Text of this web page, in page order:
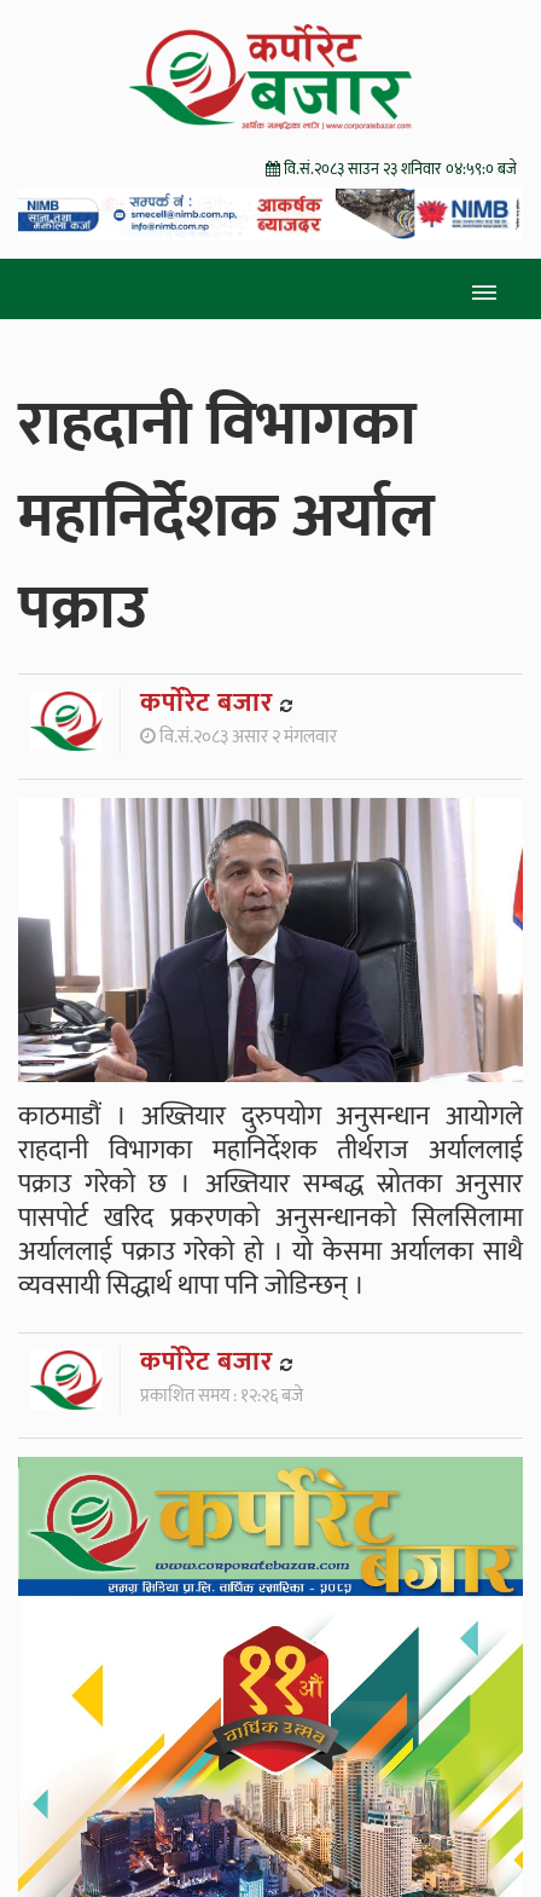
वि.सं.२०८३ साउन २३ शनिवार०४:५९:०१ बजे
राहदानी विभागका
महानिर्देशक अर्याल
पक्राउ
कर्पाेरेट बजार
वि.सं.२०८३ असार २ मंगलवार
काठमाडौं । अख्तियार दुरुपयोग अनुसन्धान आयोगले
राहदानी विभागका महानिर्देशक तीर्थराज अर्याललाई
पक्राउ गरेको छ । अख्तियार सम्बद्ध स्रोतका अनुसार
पासपोर्ट खरिद प्रकरणको अनुसन्धानको सिलसिलामा
अर्याललाई पक्राउ गरेको हो । यो केसमा अर्यालका साथै
व्यवसायी सिद्धार्थ थापा पनि जोडिन्छन् ।
कर्पाेरेट बजार
प्रकाशित समय : १२:२६ बजे